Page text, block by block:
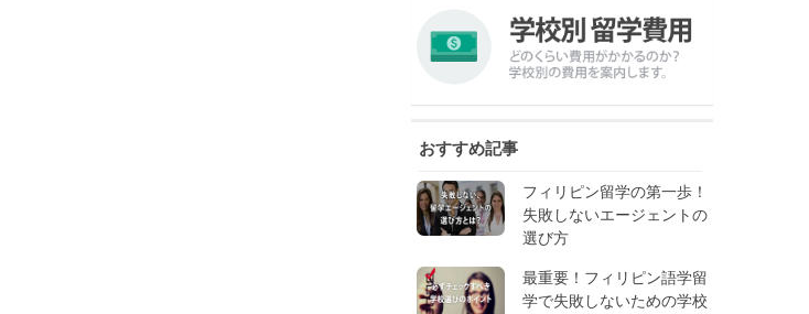
おすすめ記事
フィリピン留学の第一歩！
失敗しないエージェントの
選び方
最重要！フィリピン語学留
学で失敗しないための学校